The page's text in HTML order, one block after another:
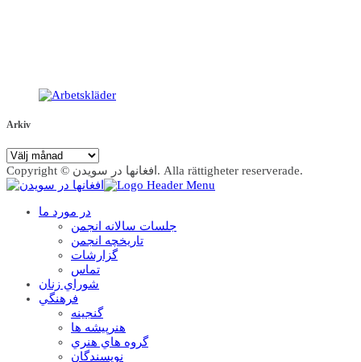
Arkiv
Arkiv
Copyright © افغانها در سویدن. Alla rättigheter reserverade.
در مورد ما
جلسات سالانه انجمن
تاریخچه انجمن
گزارشات
تماس
شوراي زنان
فرهنگي
گنجينه
هنرپيشه ها
گروه هاي هنري
نويسندگان